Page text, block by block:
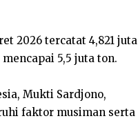
2026 tercatat 4,821 juta
5,5 juta ton.
Mukti Sardjono,
faktor musiman serta